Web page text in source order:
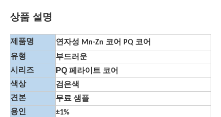
상품 설명
제품명
연자성 Mn-Zn 코어 PQ 코어
유형
부드러운
시리즈
PQ 페라이트 코어
색상
검은색
견본
무료 샘플
용인
±1%